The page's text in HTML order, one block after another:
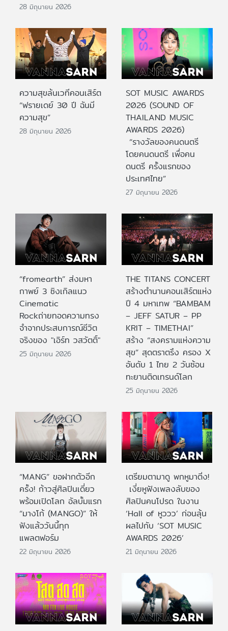
28 มิถุนายน 2026
ความสุขล้นเวทีคอนเสิร์ต
“ฟรายเดย์ 30 ปี ฉันมี
ความสุข”
28 มิถุนายน 2026
SOT MUSIC AWARDS
2026 (SOUND OF
THAILAND MUSIC
AWARDS 2026)
“รางวัลของคนดนตรี
โดยคนดนตรี เพื่อคน
ดนตรี ครั้งแรกของ
ประเทศไทย”
27 มิถุนายน 2026
“fromearth” ส่งมหา
กาพย์ 3 ซิงเกิลแนว
Cinematic
Rockถ่ายทอดความทรง
จำจากประสบการณ์ชีวิต
จริงของ "เอิร์ท วสวัตติ์"
25 มิถุนายน 2026
THE TITANS CONCERT
สร้างตำนานคอนเสิร์ตแห่ง
ปี 4 มหาเทพ “BAMBAM
– JEFF SATUR – PP
KRIT – TIMETHAI”
สร้าง “สงครามแห่งความ
สุข” สุดตราตรึง ครอง X
อันดับ 1 ไทย 2 วันซ้อน
ทะยานติดเทรนด์โลก
25 มิถุนายน 2026
“MANG” ขอฝากตัวอีก
ครั้ง! ก้าวสู่ศิลปินเดี่ยว
พร้อมเปิดโลก อัลบั้มแรก
“มางโก้ (MANGO)” ให้
ฟังแล้ววันนี้ทุก
แพลตฟอร์ม
22 มิถุนายน 2026
เตรียมตามาดู พกหูมาติ่ง!
เงี่ยหูฟังเพลงลับของ
ศิลปินคนโปรด ในงาน
‘Hall of หูววว’ ก่อนลุ้น
ผลไปกับ ‘SOT MUSIC
AWARDS 2026’
21 มิถุนายน 2026